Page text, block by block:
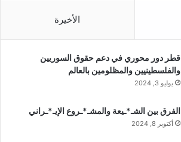
الأخيرة
قطر دور محوري في دعم حقوق السوريين
والفلسطينيين والمظلومين بالعالم
يوليو 3, 2024
الفرق بين الشـ*ـيعة والمشـ*ـروع الإيـ*ـراني
أكتوبر 8, 2024